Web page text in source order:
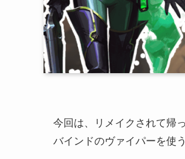
今回は、リメイクされて帰
バインドのヴァイパーを使